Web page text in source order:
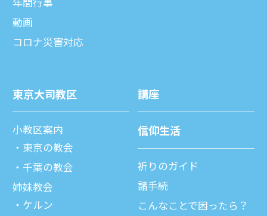
動画
コロナ災害対応
東京⼤司教区
⼩教区案内
東京の教会
千葉の教会
姉妹教会
ケルン
講座
信仰⽣活
祈りのガイド
諸⼿続
こんなことで困ったら？